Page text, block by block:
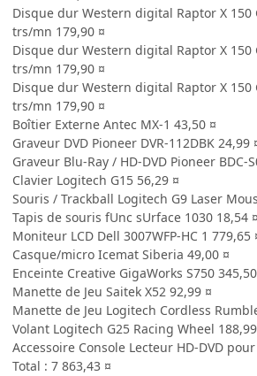
Disque dur Western digital Raptor X 150
trs/mn 179,90 ¤
Disque dur Western digital Raptor X 150
trs/mn 179,90 ¤
Disque dur Western digital Raptor X 150
trs/mn 179,90 ¤
Boîtier Externe Antec MX-1 43,50 ¤
Graveur DVD Pioneer DVR-112DBK 24,99
Graveur Blu-Ray / HD-DVD Pioneer BDC-
Clavier Logitech G15 56,29 ¤
Souris / Trackball Logitech G9 Laser
Tapis de souris fUnc sUrface 1030 18,54 ¤
Moniteur LCD Dell 3007WFP-HC 1 779,65
Casque/micro Icemat Siberia 49,00 ¤
Enceinte Creative GigaWorks S750
Manette de Jeu Saitek X52 92,99 ¤
Manette de Jeu Logitech Cordless
Volant Logitech G25 Racing Wheel
Accessoire Console Lecteur HD-DVD
Total : 7 863,43 ¤